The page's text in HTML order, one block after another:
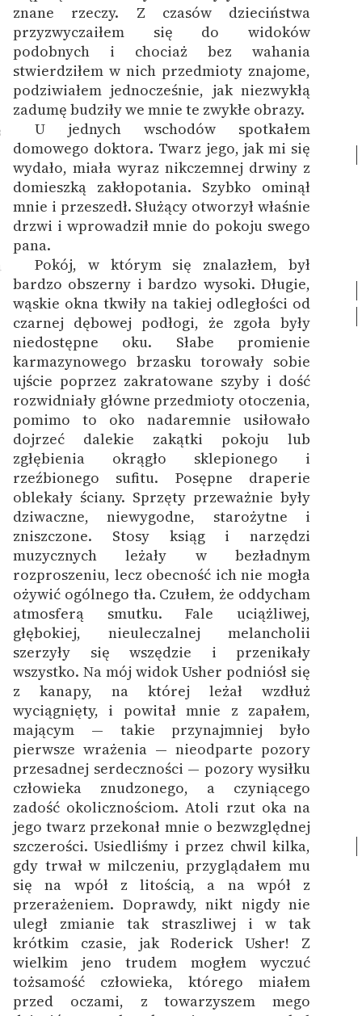
znane rzeczy. Z czasów dzieciństwa
przyzwyczaiłem się do widoków
podobnych i chociaż bez wahania
stwierdziłem w nich przedmioty znajome,
podziwiałem jednocześnie, jak niezwykłą
zadumę budziły we mnie te zwykłe obrazy.
U jednych wschodów spotkałem
domowego doktora. Twarz jego, jak mi się
wydało, miała wyraz nikczemnej drwiny z
domieszką zakłopotania. Szybko ominął
mnie i przeszedł. Służący otworzył właśnie
drzwi i wprowadził mnie do pokoju swego
pana.
Pokój, w którym się znalazłem, był
bardzo obszerny i bardzo wysoki. Długie,
wąskie okna tkwiły na takiej odległości od
czarnej dębowej podłogi, że zgoła były
niedostępne oku. Słabe promienie
karmazynowego brzasku torowały sobie
ujście poprzez zakratowane szyby i dość
rozwidniały główne przedmioty otoczenia,
pomimo to oko nadaremnie usiłowało
dojrzeć dalekie zakątki pokoju lub
zgłębienia okrągło sklepionego i
rzeźbionego sufitu. Posępne draperie
oblekały ściany. Sprzęty przeważnie były
dziwaczne, niewygodne, starożytne i
zniszczone. Stosy ksiąg i narzędzi
muzycznych leżały w bezładnym
rozproszeniu, lecz obecność ich nie mogła
ożywić ogólnego tła. Czułem, że oddycham
atmosferą smutku. Fale uciążliwej,
głębokiej, nieuleczalnej melancholii
szerzyły się wszędzie i przenikały
wszystko. Na mój widok Usher podniósł się
z kanapy, na której leżał wzdłuż
wyciągnięty, i powitał mnie z zapałem,
mającym — takie przynajmniej było
pierwsze wrażenia — nieodparte pozory
przesadnej serdeczności — pozory wysiłku
człowieka znudzonego, a czyniącego
zadość okolicznościom. Atoli rzut oka na
jego twarz przekonał mnie o bezwzględnej
szczerości.Usiedliśmy i przez chwil kilka,
gdy trwał w milczeniu, przyglądałem mu
się na wpół z litością, a na wpół z
przerażeniem. Doprawdy, nikt nigdy nie
uległ zmianie tak straszliwej i w tak
krótkim czasie, jak Roderick Usher! Z
wielkim jeno trudem mogłem wyczuć
tożsamość człowieka, którego miałem
przed oczami, z towarzyszem mego